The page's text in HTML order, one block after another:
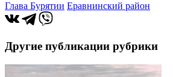
Глава Бурятии Еравнинский район
Другие публикации рубрики